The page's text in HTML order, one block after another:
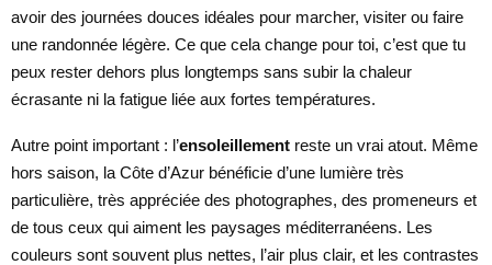
avoir des journées douces idéales pour marcher, visiter ou faire
une randonnée légère. Ce que cela change pour toi, c’est que tu
peux rester dehors plus longtemps sans subir la chaleur
écrasante ni la fatigue liée aux fortes températures.
Autre point important : l’ensoleillement reste un vrai atout. Même
hors saison, la Côte d’Azur bénéficie d’une lumière très
particulière, très appréciée des photographes, des promeneurs et
de tous ceux qui aiment les paysages méditerranéens. Les
couleurs sont souvent plus nettes, l’air plus clair, et les contrastes